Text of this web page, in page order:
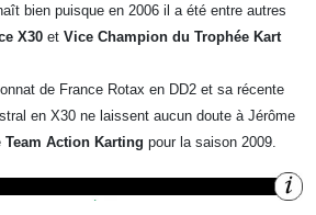
bien puisque en 2006 il a été entre autres
X30 et Vice Champion du Trophée Kart
de France Rotax en DD2 et sa récente
en X30 ne laissent aucun doute à Jérôme
Team Action Karting pour la saison 2009.